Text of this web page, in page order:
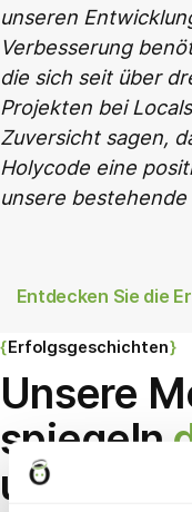
unseren
Verbesserung
die sich seit über
Projekten bei
Zuversicht sagen,
Holycode eine
unsere
Entdecken Sie die
Erfolgsgeschichten
Unsere
spiegeln
unserer